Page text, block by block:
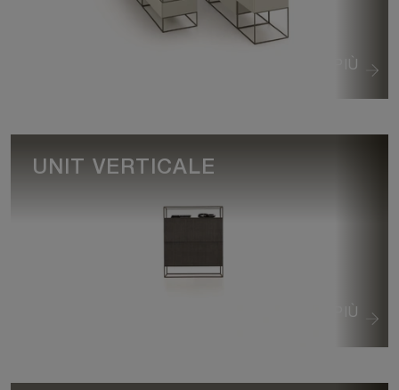
VEDI DI PIÙ
VEDI DI PIÙ
UNIT VERTICALE